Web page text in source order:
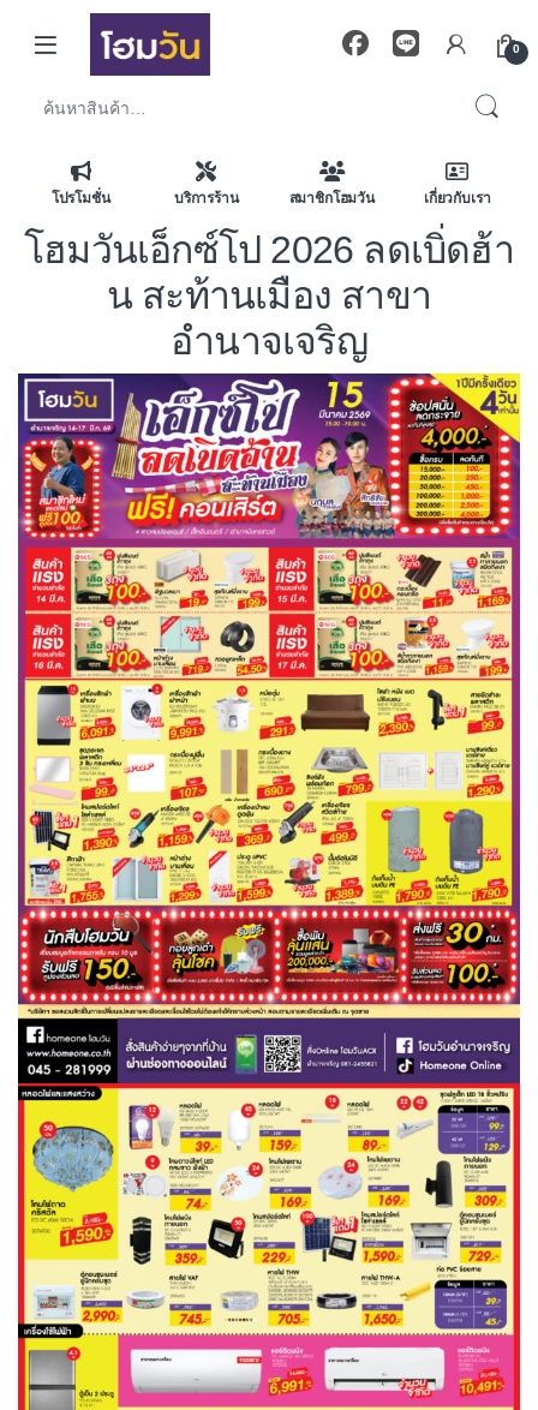
Skip to navigation
Skip to content
0
โปรโมชั่น บริการร้าน สมาชิกโฮมวัน เกี่ยวกับเรา
โฮมวันเอ็กซ์โป 2026 ลดเบิ่ดฮ้า
น สะท้านเมือง สาขา
อำนาจเจริญ